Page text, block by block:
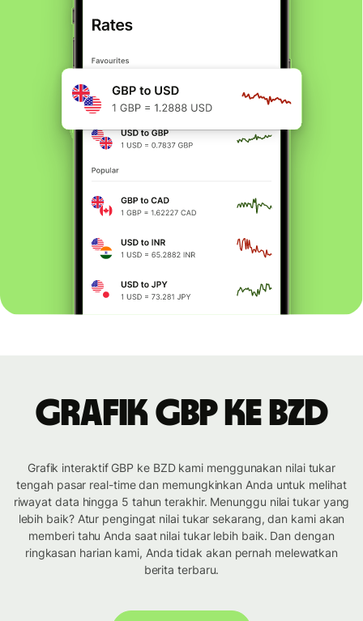
Grafik GBP ke BZD
Grafik interaktif GBP ke BZD kami menggunakan nilai tukar
tengah pasar real-time dan memungkinkan Anda untuk melihat
riwayat data hingga 5 tahun terakhir. Menunggu nilai tukar yang
lebih baik? Atur pengingat nilai tukar sekarang, dan kami akan
memberi tahu Anda saat nilai tukar lebih baik. Dan dengan
ringkasan harian kami, Anda tidak akan pernah melewatkan
berita terbaru.